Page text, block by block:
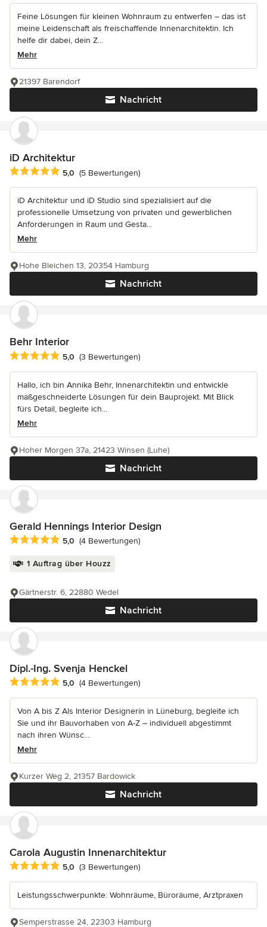
Feine Lösungen für kleinen Wohnraum zu entwerfen – das ist
meine Leidenschaft als freischaffende Innenarchitektin. Ich
helfe dir dabei, dein Z...
Mehr
Nachricht
21397 Barendorf
iD Architektur
Durchschnittliche Bewertung: 5 von 5 Sternen
5,0 (5 Bewertungen)
iD Architektur und iD Studio sind spezialisiert auf die
professionelle Umsetzung von privaten und gewerblichen
Anforderungen in Raum und Gesta...
Mehr
Nachricht
Hohe Bleichen 13, 20354 Hamburg
Behr Interior
Durchschnittliche Bewertung: 5 von 5 Sternen
5,0 (3 Bewertungen)
Hallo, ich bin Annika Behr, Innenarchitektin und entwickle
maßgeschneiderte Lösungen für dein Bauprojekt. Mit Blick
fürs Detail, begleite ich...
Mehr
Nachricht
Hoher Morgen 37a, 21423 Winsen (Luhe)
Gerald Hennings Interior Design
Durchschnittliche Bewertung: 5 von 5 Sternen
5,0 (4 Bewertungen)
1 Auftrag über Houzz
Nachricht
Gärtnerstr. 6, 22880 Wedel
Dipl.-Ing. Svenja Henckel
Durchschnittliche Bewertung: 5 von 5 Sternen
5,0 (4 Bewertungen)
Von A bis Z Als Interior Designerin in Lüneburg, begleite ich
Sie und ihr Bauvorhaben von A-Z – individuell abgestimmt
nach ihren Wünsc...
Mehr
Nachricht
Kurzer Weg 2, 21357 Bardowick
Carola Augustin Innenarchitektur
Durchschnittliche Bewertung: 5 von 5 Sternen
5,0 (3 Bewertungen)
Leistungsschwerpunkte: Wohnräume, Büroräume, Arztpraxen
Semperstrasse 24, 22303 Hamburg